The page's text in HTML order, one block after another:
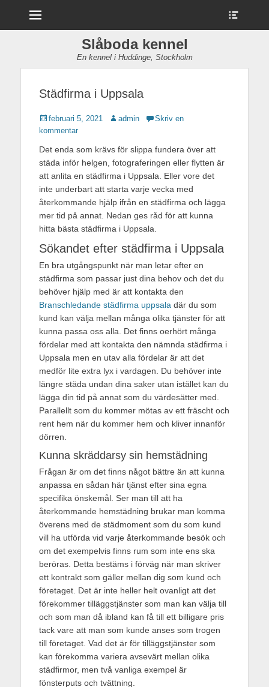
Slåboda kennel
En kennel i Huddinge, Stockholm
Städfirma i Uppsala
Publicerad
den
februari 5, 2021 Författare
admin
Skriv en
kommentar
Det enda som krävs för slippa fundera över att
städa inför helgen, fotograferingen eller flytten är
att anlita en städfirma i Uppsala. Eller vore det
inte underbart att starta varje vecka med
återkommande hjälp ifrån en städfirma och lägga
mer tid på annat. Nedan ges råd för att kunna
hitta bästa städfirma i Uppsala.
Sökandet efter städfirma i Uppsala
En bra utgångspunkt när man letar efter en
städfirma som passar just dina behov och det du
behöver hjälp med är att kontakta den
Branschledande städfirma uppsala där du som
kund kan välja mellan många olika tjänster för att
kunna passa oss alla. Det finns oerhört många
fördelar med att kontakta den nämnda städfirma i
Uppsala men en utav alla fördelar är att det
medför lite extra lyx i vardagen. Du behöver inte
längre städa undan dina saker utan istället kan du
lägga din tid på annat som du värdesätter med.
Parallellt som du kommer mötas av ett fräscht och
rent hem när du kommer hem och kliver innanför
dörren.
Kunna skräddarsy sin hemstädning
Frågan är om det finns något bättre än att kunna
anpassa en sådan här tjänst efter sina egna
specifika önskemål. Ser man till att ha
återkommande hemstädning brukar man komma
överens med de städmoment som du som kund
vill ha utförda vid varje återkommande besök och
om det exempelvis finns rum som inte ens ska
beröras. Detta bestäms i förväg när man skriver
ett kontrakt som gäller mellan dig som kund och
företaget. Det är inte heller helt ovanligt att det
förekommer tilläggstjänster som man kan välja till
och som man då ibland kan få till ett billigare pris
tack vare att man som kunde anses som trogen
till företaget. Vad det är för tilläggstjänster som
kan förekomma variera avsevärt mellan olika
städfirmor, men två vanliga exempel är
fönsterputs och tvättning.